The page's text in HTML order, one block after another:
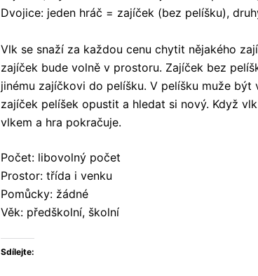
Dvojice: jeden hráč = zajíček (bez pelíšku),
Vlk se snaží za každou cenu chytit nějakého
zajíček bude volně v prostoru. Zajíček bez
jinému zajíčkovi do pelíšku. V pelíšku muže
zajíček pelíšek opustit a hledat si nový. Když
vlkem a hra pokračuje.
Počet: libovolný počet
Prostor: třída i venku
Pomůcky: žádné
Věk: předškolní, školní
Sdílejte: